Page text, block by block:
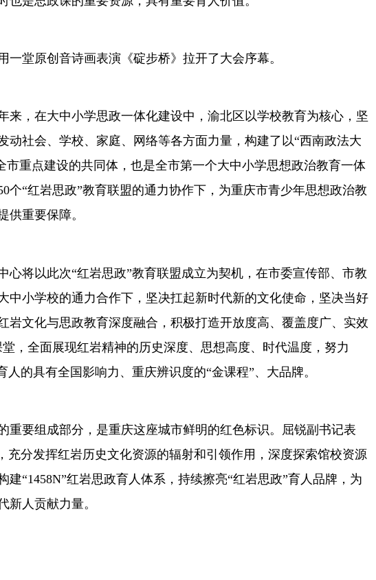
堂原创音诗画表演《碇步桥》拉开了大会序幕。
来，在大中小学思政一体化建设中，渝北区以学校教育为核心，坚
动社会、学校、家庭、网络等各方面力量，构建了以“西南政法大
市重点建设的共同体，也是全市第一个大中小学思想政治教育一体
个“红岩思政”教育联盟的通力协作下，为重庆市青少年思想政治教
供重要保障。
心将以此次“红岩思政”教育联盟成立为契机，在市委宣传部、市教
中小学校的通力合作下，坚决扛起新时代新的文化使命，坚决当好
岩文化与思政教育深度融合，积极打造开放度高、覆盖度广、实效
，全面展现红岩精神的历史深度、思想高度、时代温度，努力
的具有全国影响力、重庆辨识度的“金课程”、大品牌。
重要组成部分，是重庆这座城市鲜明的红色标识。屈锐副书记表
充分发挥红岩历史文化资源的辐射和引领作用，深度探索馆校资源
“1458N”红岩思政育人体系，持续擦亮“红岩思政”育人品牌，为
新人贡献力量。